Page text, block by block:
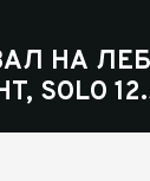
НА
SOLO